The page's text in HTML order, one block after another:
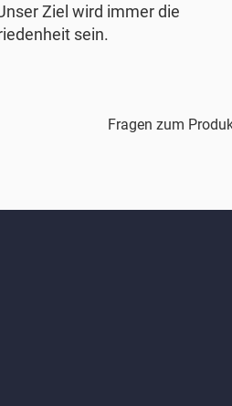
Ziel wird immer die
sein.
Fragen zum